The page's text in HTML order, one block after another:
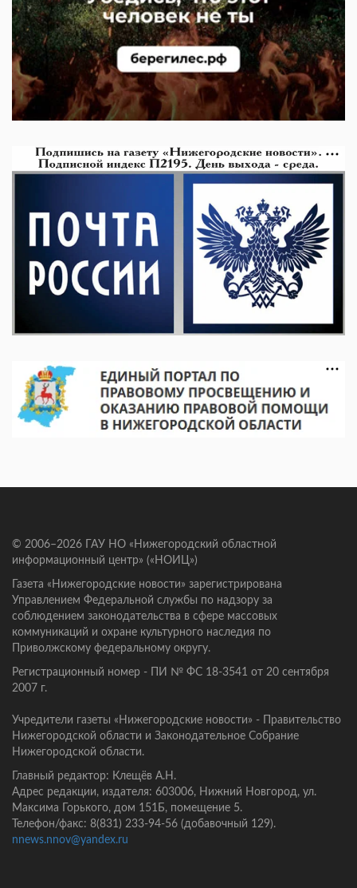
© 2006–2026 ГАУ НО «Нижегородский областной
информационный центр» («НОИЦ»)
Газета «Нижегородские новости» зарегистрирована
Управлением Федеральной службы по надзору за
соблюдением законодательства в сфере массовых
коммуникаций и охране культурного наследия по
Приволжскому федеральному округу.
Регистрационный номер - ПИ № ФС 18-3541 от 20 сентября
2007 г.
Учредители газеты «Нижегородские новости» - Правительство
Нижегородской области и Законодательное Собрание
Нижегородской области.
Главный редактор: Клещёв А.Н.
Адрес редакции, издателя: 603006, Нижний Новгород, ул.
Максима Горького, дом 151Б, помещение 5.
Телефон/факс: 8(831) 233-94-56 (добавочный 129).
nnews.nnov@yandex.ru